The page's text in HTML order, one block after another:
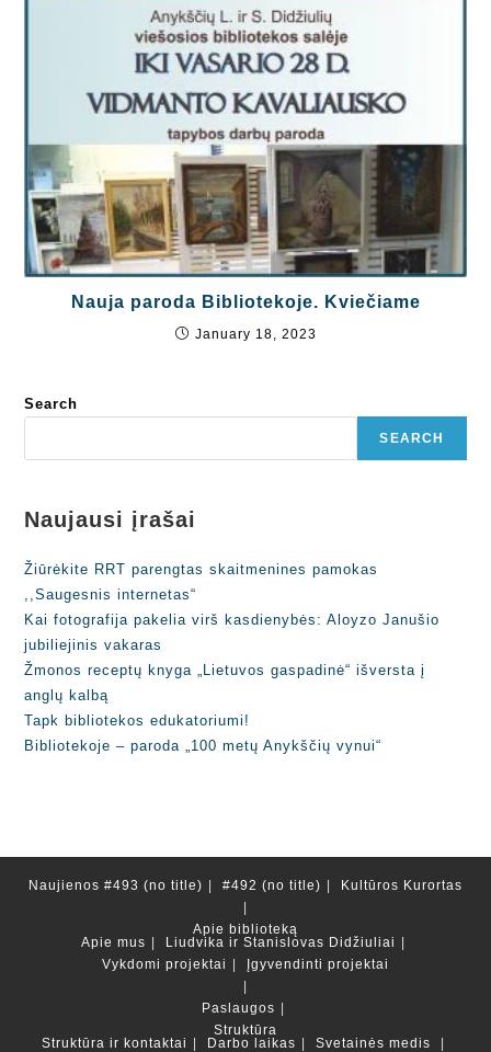
Nauja paroda Bibliotekoje. Kviečiame
January 18, 2023
Search
SEARCH
Naujausi įrašai
Žiūrėkite RRT parengtas skaitmenines pamokas
,,Saugesnis internetas“
Kai fotografija pakelia virš kasdienybės: Aloyzo Janušio
jubiliejinis vakaras
Žmonos receptų knyga „Lietuvos gaspadinė“ išversta į
anglų kalbą
Tapk bibliotekos edukatoriumi!
Bibliotekoje – paroda „100 metų Anykščių vynui“
Naujienos #493 (no title) #492 (no title) Kultūros Kurortas
Apie biblioteką
Apie mus
Liudvika ir Stanislovas Didžiuliai
Vykdomi projektai
Įgyvendinti projektai
Paslaugos
Struktūra
Struktūra ir kontaktai
Darbo laikas
Svetainės medis